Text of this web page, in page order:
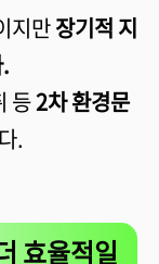
지만장기적 지
등2차 환경문
.
효율적일